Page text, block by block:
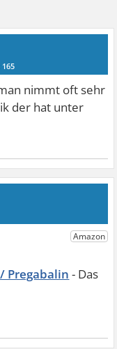
165
nimmt oft sehr
der hat unter
Pregabalin